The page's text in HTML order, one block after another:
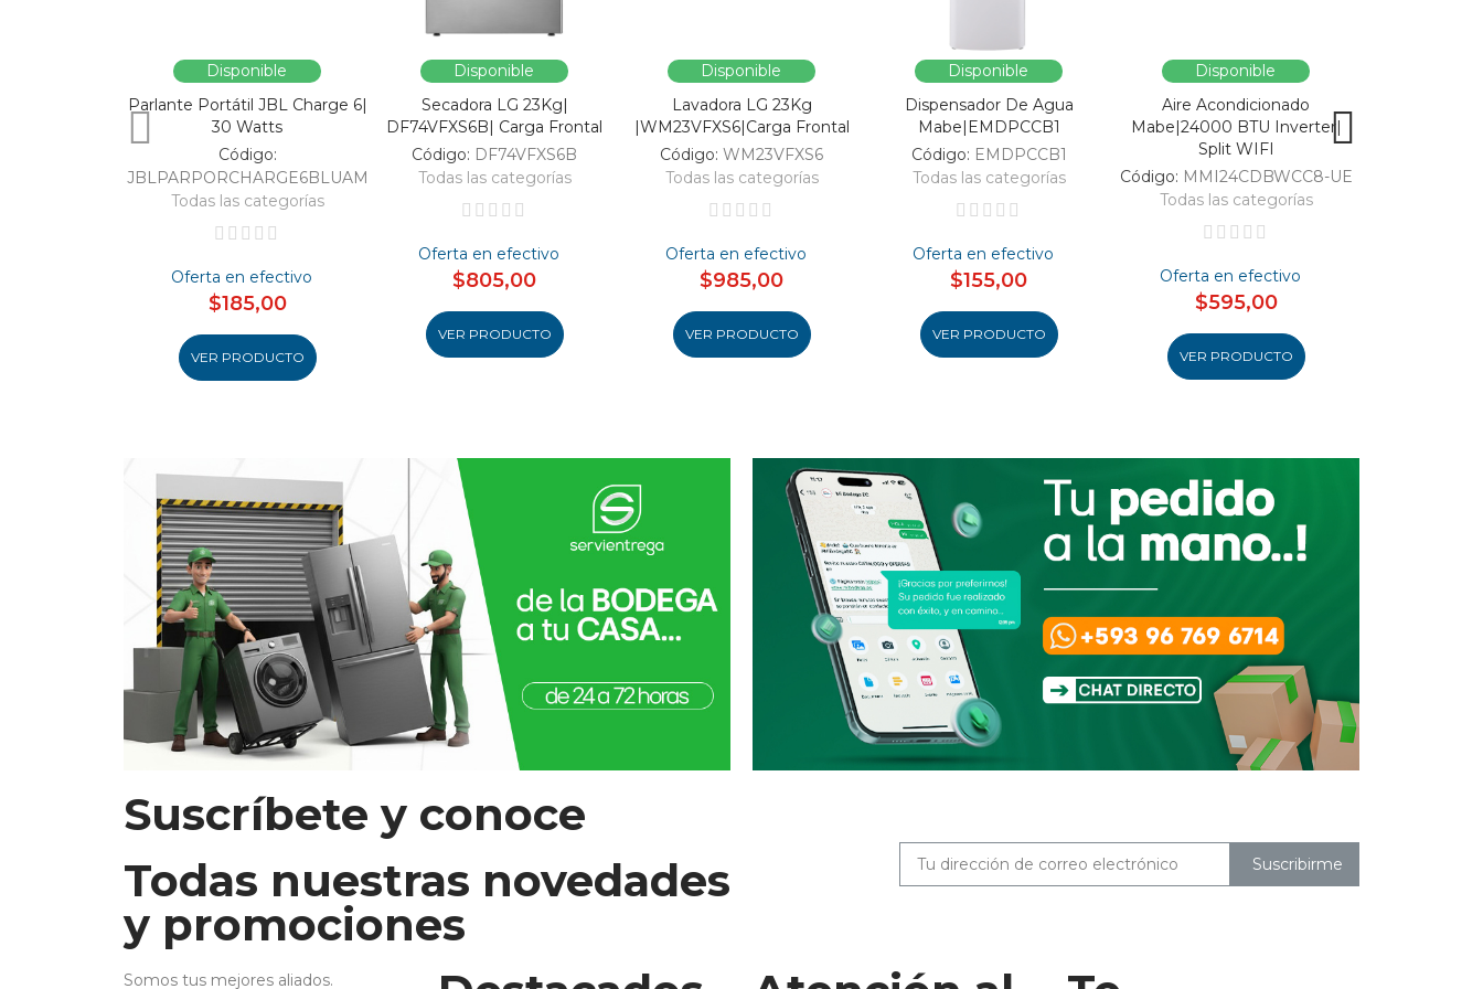
Disponible
Parlante Portátil JBL Charge 6|
30 Watts
Código:
JBLPARPORCHARGE6BLUAM
Todas las categorías
Oferta en efectivo
$185,00
VER PRODUCTO
Disponible
Secadora LG 23Kg|
DF74VFXS6B| Carga Frontal
Código: DF74VFXS6B
Todas las categorías
Oferta en efectivo
$805,00
VER PRODUCTO
Disponible
Lavadora LG 23Kg
|WM23VFXS6|Carga Frontal
Código: WM23VFXS6
Todas las categorías
Oferta en efectivo
$985,00
VER PRODUCTO
Disponible
Dispensador De Agua
Mabe|EMDPCCB1
Código: EMDPCCB1
Todas las categorías
Oferta en efectivo
$155,00
VER PRODUCTO
Disponible
Aire Acondicionado
Mabe|24000 BTU Inverter|
Split WIFI
Código: MMI24CDBWCC8-UE
Todas las categorías
Oferta en efectivo
$595,00
VER PRODUCTO
Suscríbete y conoce
Todas nuestras novedades
y promociones
Suscribirme
Somos tus mejores aliados.